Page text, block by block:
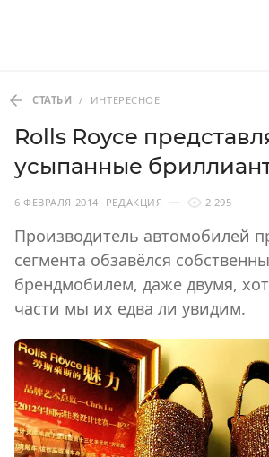
СТАТЬИ / ИНТЕРЕСНОЕ
Rolls Royce
усыпанные
6 ФЕВРАЛЯ 2014 РЕДАКЦИЯ 2 295
Производитель автомобилей
сегмента обзавёлся
брендмобилем, даже двумя,
части мы их едва ли увидим.